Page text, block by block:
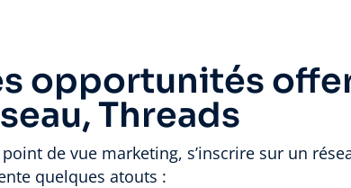
opportunités
Threads
point de vue marketing, s’inscrire sur un
quelques atouts :